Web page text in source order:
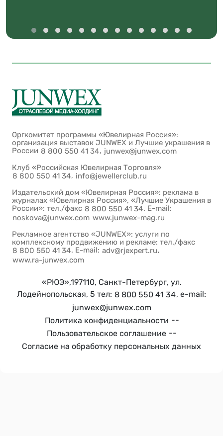
Оргкомитет программы «Ювелирная Россия»:
организация выставок JUNWEX и Лучшие украшения в
России 8 800 550 41 34, junwex@junwex.com
Клуб «Российская Ювелирная Торговля»
8 800 550 41 34, info@jewellerclub.ru
Издательский дом «Ювелирная Россия»: реклама в
журналах «Ювелирная Россия», «Лучшие Украшения в
России»: тел./факс 8 800 550 41 34. E-mail:
noskova@junwex.com www.junwex-mag.ru
Рекламное агентство «JUNWEX»: услуги по
комплексному продвижению и рекламе: тел./факс
8 800 550 41 34. E-mail: adv@rjexpert.ru,
www.ra-junwex.com
«РЮЭ»,197110, Санкт-Петербург, ул.
Лодейнопольская, 5 тел: 8 800 550 41 34, e-mail:
junwex@junwex.com
Политика конфиденциальности --
Пользовательское соглашение --
Согласие на обработку персональных данных